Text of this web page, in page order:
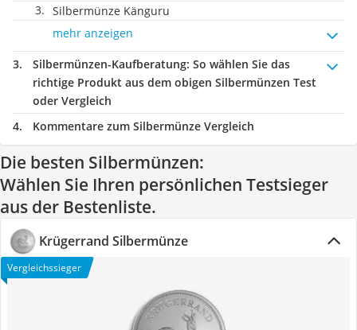
Silbermünze Känguru
mehr anzeigen
Silbermünzen-Kaufberatung: So wählen Sie das
richtige Produkt aus dem obigen Silbermünzen Test
oder Vergleich
Kommentare zum Silbermünze Vergleich
Die besten Silbermünzen:
Wählen Sie Ihren persönlichen Testsieger
aus der Bestenliste.
Krügerrand Silbermünze
Vergleichssieger